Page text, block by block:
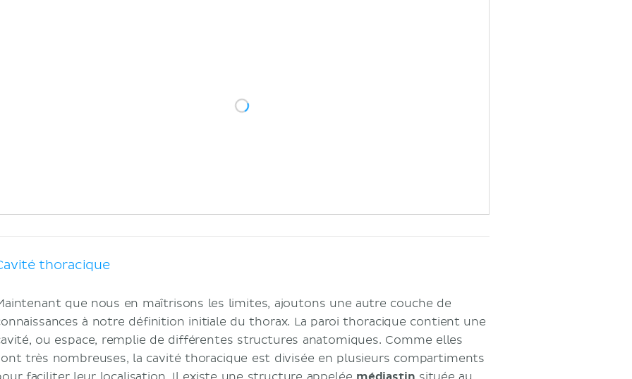
thoracique
que nous en maîtrisons les limites, ajoutons une autre couche de
à notre définition initiale du thorax. La paroi thoracique contient une
ou espace, remplie de différentes structures anatomiques. Comme elles
très nombreuses, la cavité thoracique est divisée en plusieurs compartiments